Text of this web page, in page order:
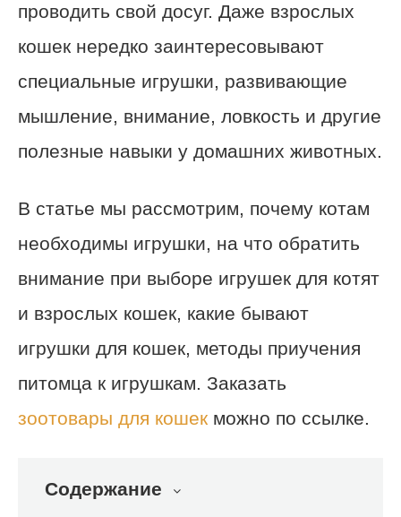
проводить свой досуг. Даже взрослых
кошек нередко заинтересовывают
специальные игрушки, развивающие
мышление, внимание, ловкость и другие
полезные навыки у домашних животных.
В статье мы рассмотрим, почему котам
необходимы игрушки, на что обратить
внимание при выборе игрушек для котят
и взрослых кошек, какие бывают
игрушки для кошек, методы приучения
питомца к игрушкам. Заказать
зоотовары для кошек можно по ссылке.
Содержание